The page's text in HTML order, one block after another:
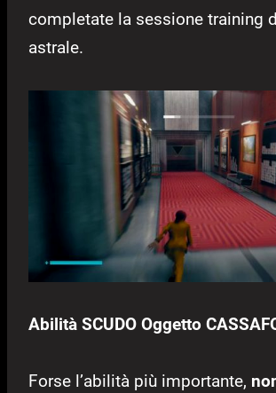
completate la sessione training
astrale.
Abilità SCUDO Oggetto
Forse l’abilità più importante,